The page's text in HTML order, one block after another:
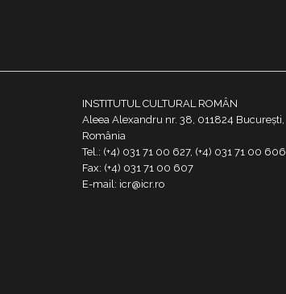
INSTITUTUL CULTURAL ROMÂN
Aleea Alexandru nr. 38, 011824 București,
România
Tel.: (+4) 031 71 00 627, (+4) 031 71 00 606
Fax: (+4) 031 71 00 607
E-mail: icr@icr.ro